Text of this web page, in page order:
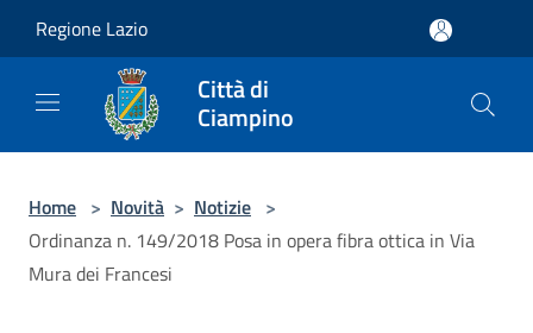
Regione Lazio
Città di
Ciampino
Home > Novità > Notizie >
Ordinanza n. 149/2018 Posa in opera fibra ottica in Via
Mura dei Francesi